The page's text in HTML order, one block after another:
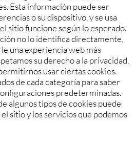
Esta información puede ser
o su dispositivo, y se usa
sitio funcione según lo esperado.
no lo identifica directamente,
una experiencia web más
su derecho a la privacidad,
usar ciertas cookies.
de cada categoría para saber
predeterminadas.
algunos tipos de cookies puede
sitio y los servicios que podemos